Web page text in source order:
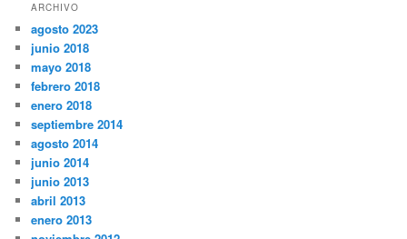
ARCHIVO
agosto 2023
junio 2018
mayo 2018
febrero 2018
enero 2018
septiembre 2014
agosto 2014
junio 2014
junio 2013
abril 2013
enero 2013